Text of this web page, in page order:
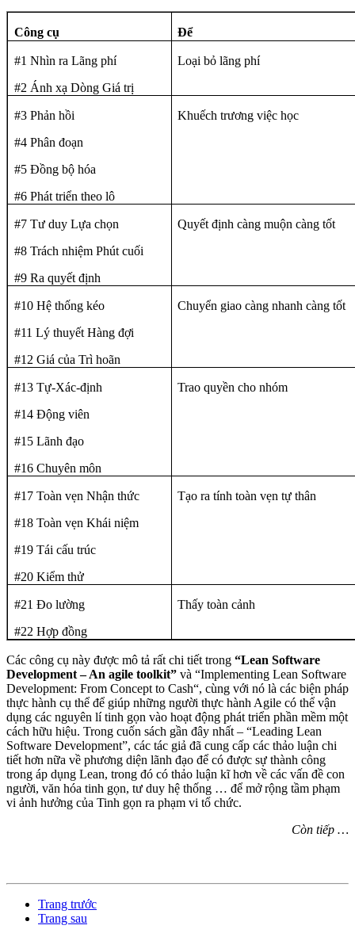
Công cụ Để
#1 Nhìn ra Lãng phí
#2 Ánh xạ Dòng Giá trị
Loại bỏ lãng phí
#3 Phản hồi
#4 Phân đoạn
#5 Đồng bộ hóa
#6 Phát triển theo lô
Khuếch trương việc học
#7 Tư duy Lựa chọn
#8 Trách nhiệm Phút cuối
#9 Ra quyết định
Quyết định càng muộn càng tốt
#10 Hệ thống kéo
#11 Lý thuyết Hàng đợi
#12 Giá của Trì hoãn
Chuyển giao càng nhanh càng tốt
#13 Tự-Xác-định
#14 Động viên
#15 Lãnh đạo
#16 Chuyên môn
Trao quyền cho nhóm
#17 Toàn vẹn Nhận thức
#18 Toàn vẹn Khái niệm
#19 Tái cấu trúc
#20 Kiểm thử
Tạo ra tính toàn vẹn tự thân
#21 Đo lường
#22 Hợp đồng
Thấy toàn cảnh
Các công cụ này được mô tả rất chi tiết trong “Lean Software
Development – An agile toolkit” và “Implementing Lean Software
Development: From Concept to Cash“, cùng với nó là các biện pháp
thực hành cụ thể để giúp những người thực hành Agile có thể vận
dụng các nguyên lí tinh gọn vào hoạt động phát triển phần mềm một
cách hữu hiệu. Trong cuốn sách gần đây nhất – “Leading Lean
Software Development”, các tác giả đã cung cấp các thảo luận chi
tiết hơn nữa về phương diện lãnh đạo để có được sự thành công
trong áp dụng Lean, trong đó có thảo luận kĩ hơn về các vấn đề con
người, văn hóa tinh gọn, tư duy hệ thống … để mở rộng tầm phạm
vi ảnh hưởng của Tinh gọn ra phạm vi tổ chức.
Còn tiếp …
Trang trước
Trang sau